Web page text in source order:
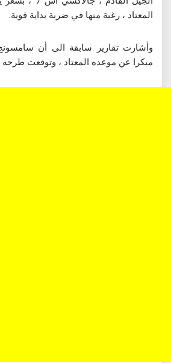
المعتاد ، رغبة منها في ضربة بداية قوية.
مبكرا عن موعده المعتاد ، وتوقعت طرحه